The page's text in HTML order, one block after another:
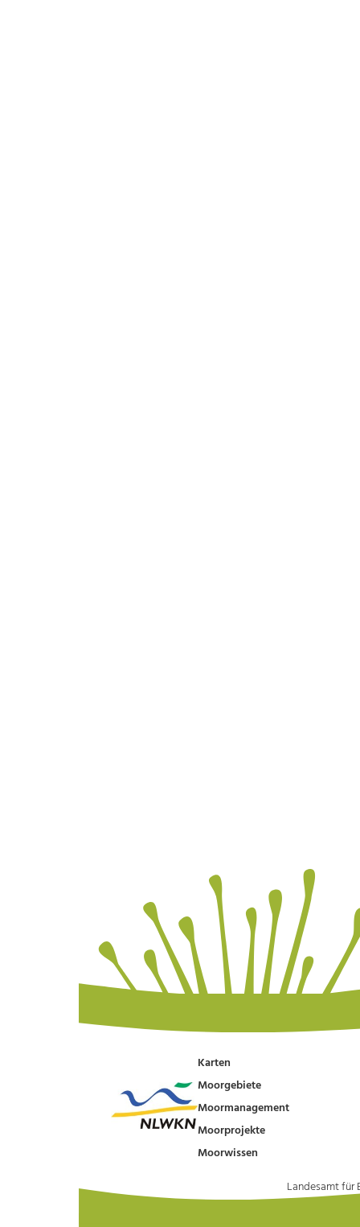
Karten
Moorgebiete
Moormanagement
Moorprojekte
Moorwissen
Landesamt für